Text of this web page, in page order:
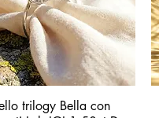
Vista rapida
trilogy Bella con